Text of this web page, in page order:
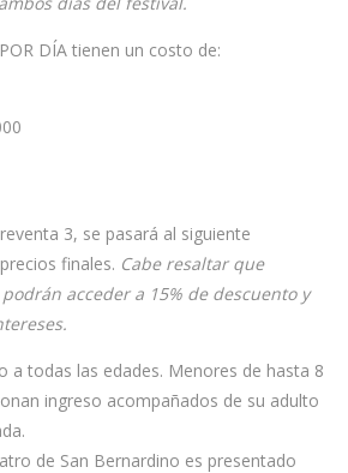
POR DÍA tienen un costo de:
3, se pasará al siguiente
finales. Cabe resaltar que
podrán acceder a 15% de descuento y
a todas las edades. Menores de hasta 8
ingreso acompañados de su adulto
de San Bernardino es presentado